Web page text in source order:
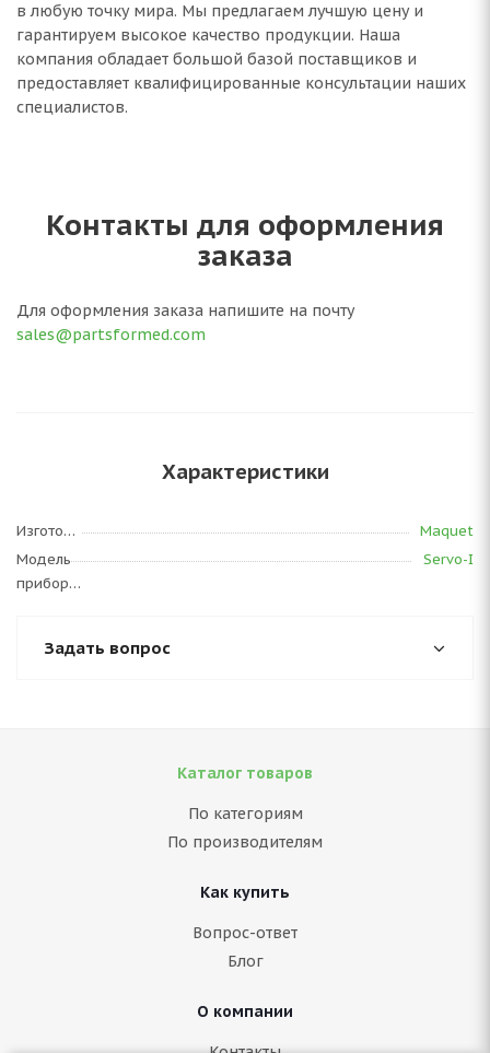
в любую точку мира. Мы предлагаем лучшую цену и
гарантируем высокое качество продукции. Наша
компания обладает большой базой поставщиков и
предоставляет квалифицированные консультации наших
специалистов.
Контакты для оформления
заказа
Для оформления заказа напишите на почту
sales@partsformed.com
Характеристики
Изготовитель
Maquet
Модель
прибора
Servo-I
Задать вопрос
Каталог товаров
По категориям
По производителям
Как купить
Вопрос-ответ
Блог
О компании